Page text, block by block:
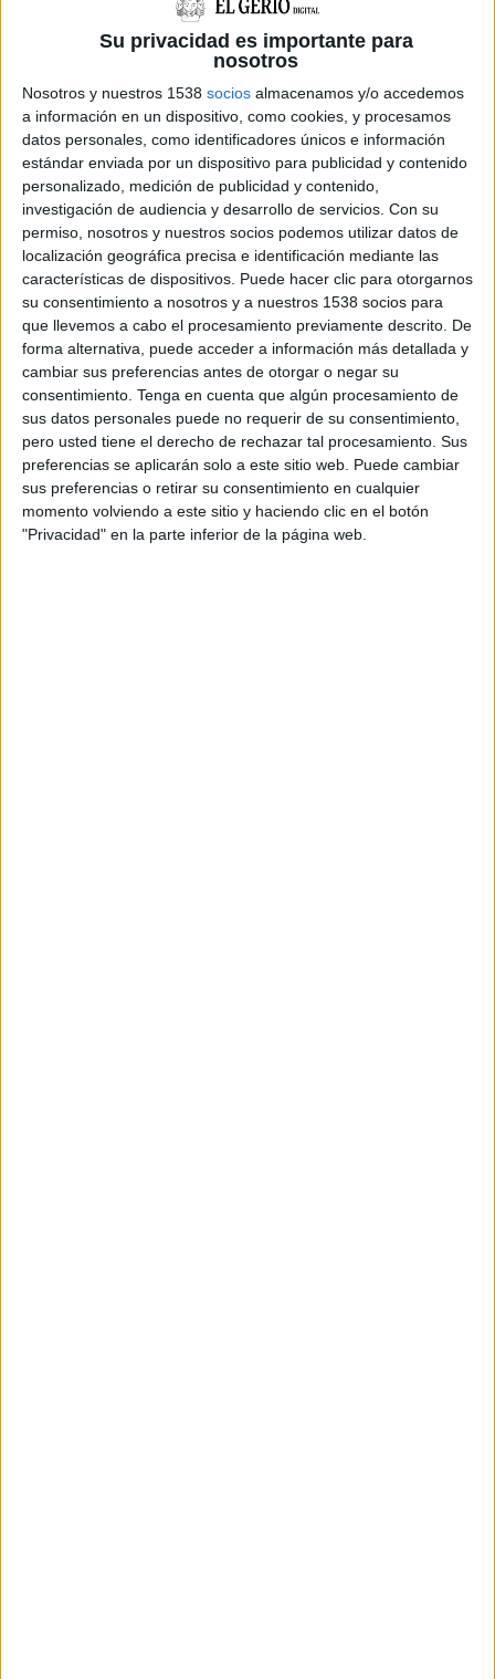
Su privacidad es importante para
nosotros
Nosotros y nuestros 1538 socios almacenamos y/o accedemos
a información en un dispositivo, como cookies, y procesamos
datos personales, como identificadores únicos e información
estándar enviada por un dispositivo para publicidad y contenido
personalizado, medición de publicidad y contenido,
investigación de audiencia y desarrollo de servicios. Con su
permiso, nosotros y nuestros socios podemos utilizar datos de
localización geográfica precisa e identificación mediante las
características de dispositivos. Puede hacer clic para otorgarnos
su consentimiento a nosotros y a nuestros 1538 socios para
que llevemos a cabo el procesamiento previamente descrito. De
forma alternativa, puede acceder a información más detallada y
cambiar sus preferencias antes de otorgar o negar su
consentimiento. Tenga en cuenta que algún procesamiento de
sus datos personales puede no requerir de su consentimiento,
pero usted tiene el derecho de rechazar tal procesamiento. Sus
preferencias se aplicarán solo a este sitio web. Puede cambiar
sus preferencias o retirar su consentimiento en cualquier
momento volviendo a este sitio y haciendo clic en el botón
"Privacidad" en la parte inferior de la página web.
i de València, la qual se suma ara a la secció que
ja es va adequar l’any passat en el primer tram
del passeig.
Una empresa especialitzada s’encarrega de
l’execució de les feines que es basen en
l’enderroc del canal de recollida d’aigües així
com dels escocells existents, i seguirà amb la
posterior ubicació i compactació de sauló.
El pressupost global d’aquestes feines és de
8.120 euros, i es preveu que s’enllesteixin a finals
de la setmana vinent. Un cop finalitzat aquest
procés d’obres el sauló del passeig limitarà
directament amb la vorera, creant la connexió
entre un sector i l’altre sense cap interferència
de pas. Els bancs també es reubicaran cap a la
part interior del passeig, possibilitant ampliar